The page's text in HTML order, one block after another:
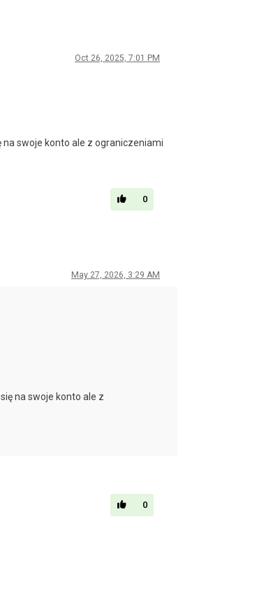
Oct 26, 2025, 7:01 PM
swoje konto ale z ograniczeniami
0
May 27, 2026, 3:29 AM
na swoje konto ale z
0